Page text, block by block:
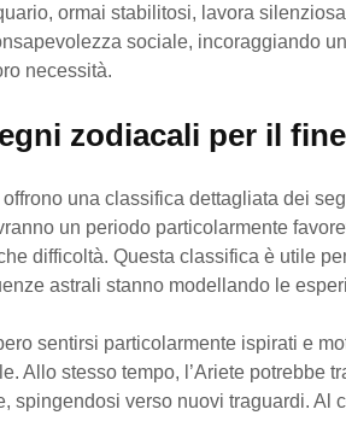
ormai stabilitosi, lavora
sociale, incoraggiando
necessità.
zodiacali per il
una classifica dettagliata dei
un periodo particolarmente
difficoltà. Questa classifica è utile
astrali stanno modellando le
sentirsi particolarmente ispirati e
Allo stesso tempo, l’Ariete potrebbe
spingendosi verso nuovi traguardi. Al